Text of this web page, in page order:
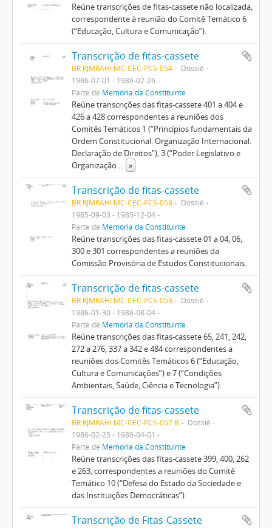
Reúne transcrições de fitas-cassete não localizada,
correspondente à reunião do Comitê Temático 6
(“Educação, Cultura e Comunicação”).
Transcrição de fitas-cassete
BR RJMRAHI MC-CEC-PCS-054
Dossiê
1986-07-01 - 1986-02-26
Parte de Memória da Constituinte
Reúne transcrições das fitas-cassete 401 a 404 e
426 a 428 correspondentes a reuniões dos
Comitês Temáticos 1 (“Princípios fundamentais da
Ordem Constitucional. Organização Internacional.
Declaração de Direitos”), 3 (“Poder Legislativo e
Organização ... »
Transcrição de fitas-cassete
BR RJMRAHI MC-CEC-PCS-058
Dossiê
1985-09-03 - 1985-12-04
Parte de Memória da Constituinte
Reúne transcrições das fitas-cassete 01 a 04, 06,
300 e 301 correspondentes a reuniões da
Comissão Provisória de Estudos Constitucionais.
Transcrição de fitas-cassete
BR RJMRAHI MC-CEC-PCS-053
Dossiê
1986-01-30 - 1986-08-04
Parte de Memória da Constituinte
Reúne transcrições das fitas-cassete 65, 241, 242,
272 a 276, 337 a 342 e 484 correspondentes a
reuniões dos Comitês Temáticos 6 (“Educação,
Cultura e Comunicações”) e 7 (“Condições
Ambientais, Saúde, Ciência e Tecnologia”).
Transcrição de fitas-cassete
BR RJMRAHI MC-CEC-PCS-057.B
Dossiê
1986-02-25 - 1986-04-01
Parte de Memória da Constituinte
Reúne transcrições das fitas-cassete 399, 400, 262
e 263, correspondentes a reuniões do Comitê
Temático 10 (“Defesa do Estado da Sociedade e
das Instituições Democráticas”).
Transcrição de Fitas-Cassete